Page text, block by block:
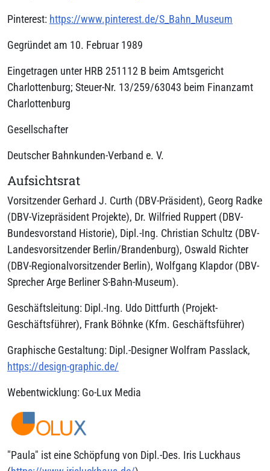
Pinterest: https://www.pinterest.de/S_Bahn_Museum
Gegründet am 10. Februar 1989
Eingetragen unter HRB 251112 B beim Amtsgericht
Charlottenburg; Steuer-Nr. 13/259/63043 beim Finanzamt
Charlottenburg
Gesellschafter
Deutscher Bahnkunden-Verband e. V.
Aufsichtsrat
Vorsitzender Gerhard J. Curth (DBV-Präsident), Georg Radke
(DBV-Vizepräsident Projekte), Dr. Wilfried Ruppert (DBV-
Bundesvorstand Historie), Dipl.-Ing. Christian Schultz (DBV-
Landesvorsitzender Berlin/Brandenburg), Oswald Richter
(DBV-Regionalvorsitzender Berlin), Wolfgang Klapdor (DBV-
Sprecher Arge Berliner S-Bahn-Museum).
Geschäftsleitung: Dipl.-Ing. Udo Dittfurth (Projekt-
Geschäftsführer), Frank Böhnke (Kfm. Geschäftsführer)
Graphische Gestaltung: Dipl.-Designer Wolfram Passlack,
https://design-graphic.de/
Webentwicklung: Go-Lux Media
"Paula" ist eine Schöpfung von Dipl.-Des. Iris Luckhaus